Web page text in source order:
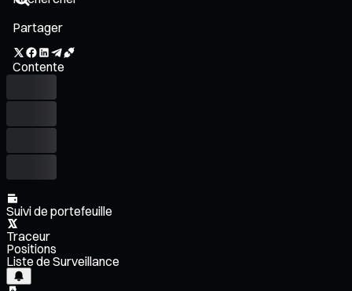
Partager
Contente
Suivi de portefeuille
Traceur
Positions
Liste de Surveillance